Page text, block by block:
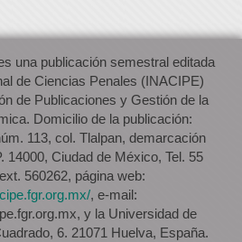
una publicación semestral editada
de Ciencias Penales (INACIPE)
de Publicaciones y Gestión de la
Domicilio de la publicación:
113, col. Tlalpan, demarcación
14000, Ciudad de México, Tel. 55
560262, página web:
, e-mail:
y la Universidad de
6. 21071 Huelva, España.